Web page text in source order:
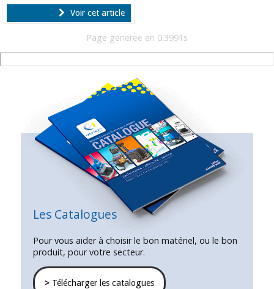
Voir cet article
Page generee en 0.3991s
Les Catalogues
Pour vous aider à choisir le bon matériel, ou le bon
produit, pour votre secteur.
>Télécharger les catalogues